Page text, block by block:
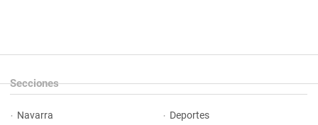
Secciones
Navarra Deportes